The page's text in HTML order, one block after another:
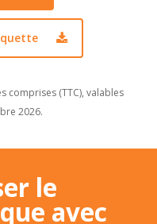
comprises (TTC), valables
2026.
le
avec